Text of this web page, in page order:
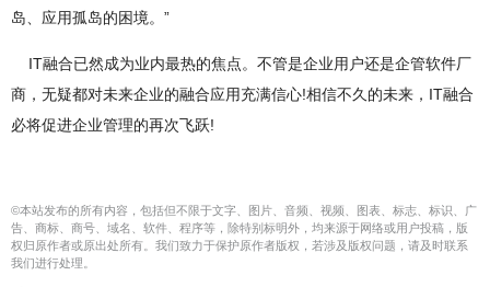
岛、应用孤岛的困境。”
IT融合已然成为业内最热的焦点。不管是企业用户还是企管软件厂
商，无疑都对未来企业的融合应用充满信心!相信不久的未来，IT融合
必将促进企业管理的再次飞跃!
©本站发布的所有内容，包括但不限于文字、图片、音频、视频、图表、标志、标识、广
告、商标、商号、域名、软件、程序等，除特别标明外，均来源于网络或用户投稿，版
权归原作者或原出处所有。我们致力于保护原作者版权，若涉及版权问题，请及时联系
我们进行处理。